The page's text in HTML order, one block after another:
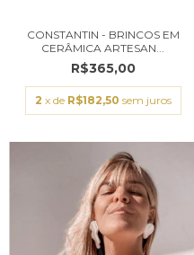
CONSTANTIN - BRINCOS EM
CERÂMICA ARTESAN...
R$365,00
2 x de R$182,50 sem juros